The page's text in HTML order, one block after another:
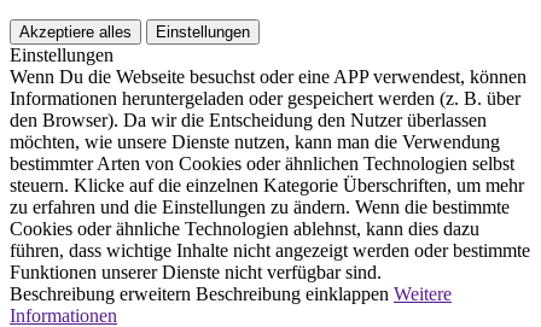
Akzeptiere alles Einstellungen
Einstellungen
Wenn Du die Webseite besuchst oder eine APP verwendest, können
Informationen heruntergeladen oder gespeichert werden (z. B. über
den Browser). Da wir die Entscheidung den Nutzer überlassen
möchten, wie unsere Dienste nutzen, kann man die Verwendung
bestimmter Arten von Cookies oder ähnlichen Technologien selbst
steuern. Klicke auf die einzelnen Kategorie Überschriften, um mehr
zu erfahren und die Einstellungen zu ändern. Wenn die bestimmte
Cookies oder ähnliche Technologien ablehnst, kann dies dazu
führen, dass wichtige Inhalte nicht angezeigt werden oder bestimmte
Funktionen unserer Dienste nicht verfügbar sind.
Beschreibung erweitern Beschreibung einklappen Weitere
Informationen